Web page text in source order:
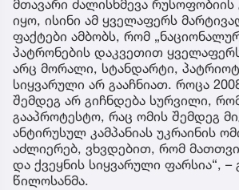
მთავარი ძალისხმევა რუსოფობიის
იყო, ისინი ამ ყველაფერს
ფაქტები ამბობს, რომ
პატრონების დაკვეთით
არც მორალი, სტანდარტი,
სიყვარული არ გააჩნიათ. როცა
შემდეგ არ გიჩნდება სურვილი,
გააპროტესტო, რაც ომის შემდეგ
ანტირუსულ კამპანიას უკრაინის
აძლიერებ, ვხვდებით, რომ
და ქვეყნის სიყვარული ფარსია“, –
წილოსანმა.